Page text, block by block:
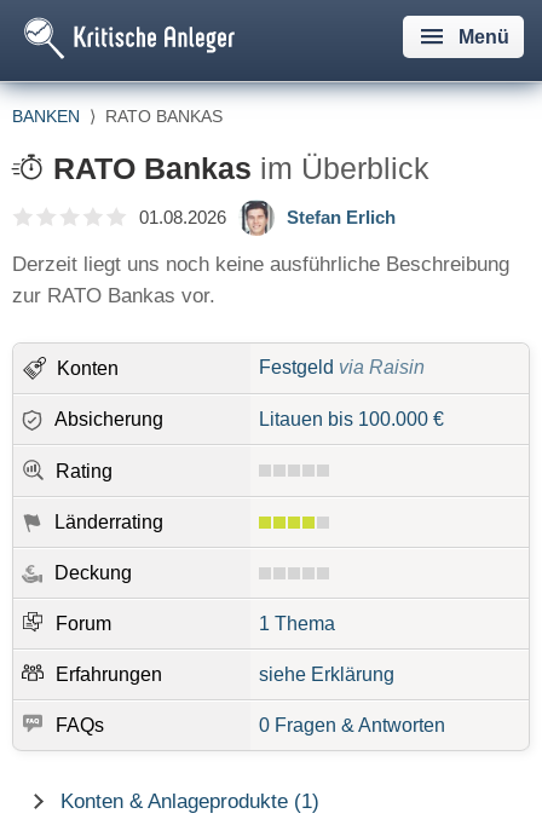
Menü
BANKEN ⟩ RATO BANKAS
RATO Bankas im Überblick
01.08.2026 Stefan Erlich
Derzeit liegt uns noch keine ausführliche Beschreibung
zur RATO Bankas vor.
Konten Festgeld via Raisin
Absicherung Litauen bis 100.000 €
Rating
Länderrating
Deckung
Forum 1 Thema
Erfahrungen siehe Erklärung
FAQs 0 Fragen & Antworten
Konten & Anlageprodukte (1)